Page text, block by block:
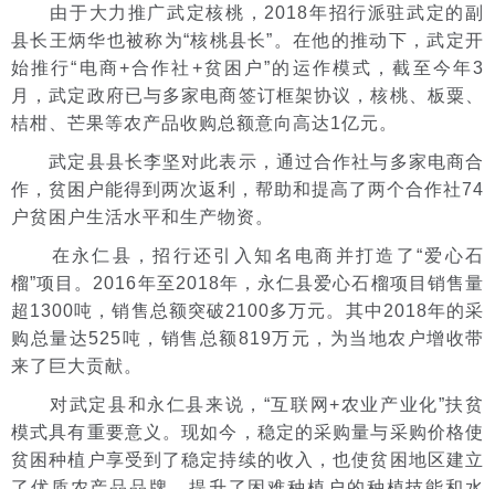
由于大力推广武定核桃，2018年招行派驻武定的副
县长王炳华也被称为“核桃县长”。在他的推动下，武定开
始推行“电商+合作社+贫困户”的运作模式，截至今年3
月，武定政府已与多家电商签订框架协议，核桃、板粟、
桔柑、芒果等农产品收购总额意向高达1亿元。
武定县县长李坚对此表示，通过合作社与多家电商合
作，贫困户能得到两次返利，帮助和提高了两个合作社74
户贫困户生活水平和生产物资。
在永仁县，招行还引入知名电商并打造了“爱心石
榴”项目。2016年至2018年，永仁县爱心石榴项目销售量
超1300吨，销售总额突破2100多万元。其中2018年的采
购总量达525吨，销售总额819万元，为当地农户增收带
来了巨大贡献。
对武定县和永仁县来说，“互联网+农业产业化”扶贫
模式具有重要意义。现如今，稳定的采购量与采购价格使
贫困种植户享受到了稳定持续的收入，也使贫困地区建立